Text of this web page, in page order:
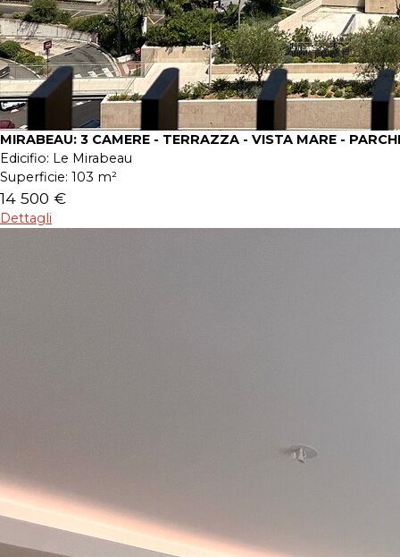
MIRABEAU: 3 CAMERE - TERRAZZA - VISTA MARE -
Edicifio: Le Mirabeau
Superficie: 103 m²
14 500 €
Dettagli